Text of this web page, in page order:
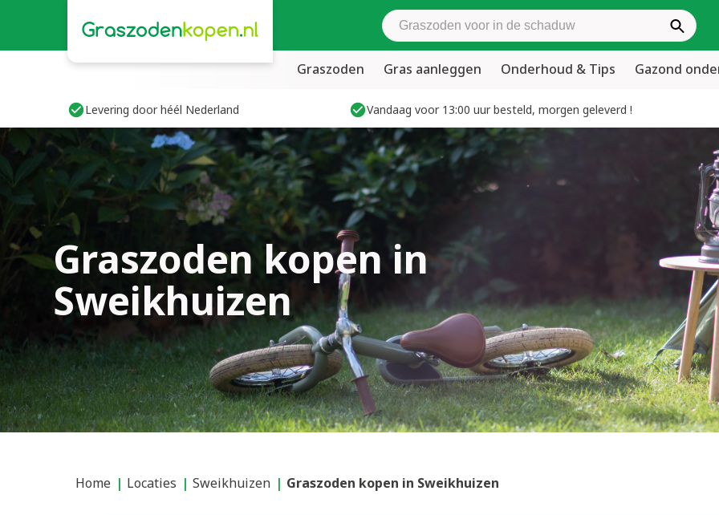
Zoek graszoden
Graszoden Gras aanleggen Onderhoud & Tips Gazond
Levering door héél Nederland Vandaag voor 13:00 uur besteld, morgen geleverd !
Graszoden kopen in
Sweikhuizen
Home Locaties Sweikhuizen Graszoden kopen in Sweikhuizen